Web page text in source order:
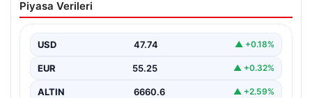
İletişimin Seviyeli Adresi Ve Sohbet
Dijital ortamında insanların seviyeli bir şekilde iletişim
Piyasa Verileri
USD 47.74 ▲ +0.18%
EUR 55.25 ▲ +0.32%
ALTIN 6660.6 ▲ +2.59%